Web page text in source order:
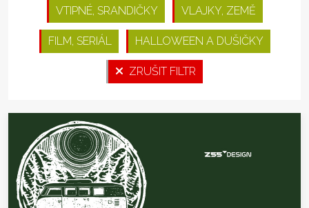
VTIPNÉ, SRANDIČKY VLAJKY, ZEMĚ
FILM, SERIÁL HALLOWEEN A DUŠIČKY
ZRUŠIT FILTR